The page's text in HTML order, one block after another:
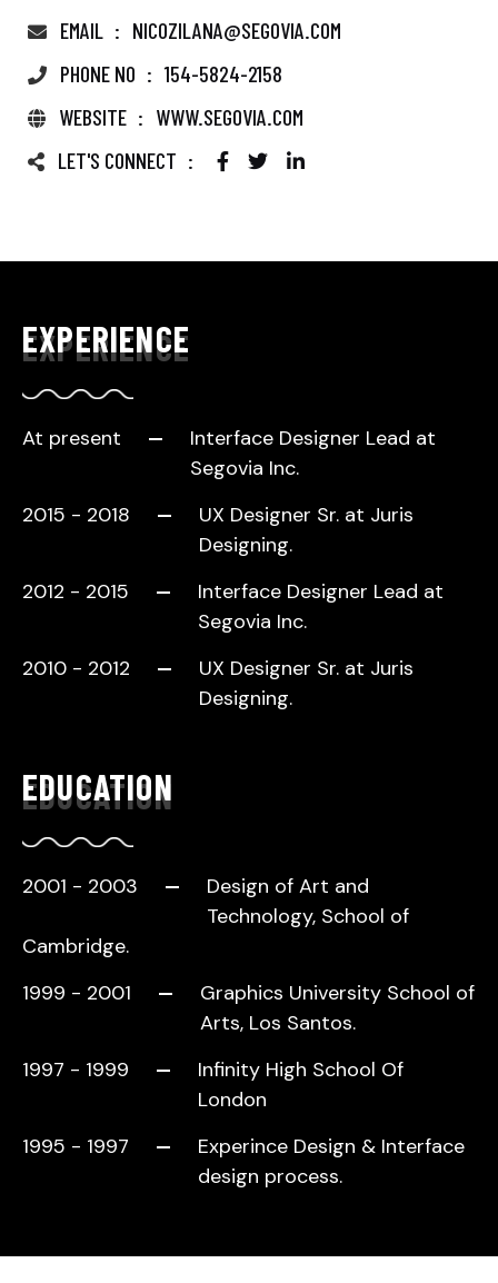
EMAIL
NICOZILANA@SEGOVIA.COM
PHONE NO
154-5824-2158
WEBSITE
WWW.SEGOVIA.COM
LET'S CONNECT
EXPERIENCE
At present
Interface Designer Lead at
Segovia Inc.
2015 - 2018
UX Designer Sr. at Juris
Designing.
2012 - 2015
Interface Designer Lead at
Segovia Inc.
2010 - 2012
UX Designer Sr. at Juris
Designing.
EDUCATION
2001 - 2003
Design of Art and
Technology, School of
Cambridge.
1999 - 2001
Graphics University School of
Arts, Los Santos.
1997 - 1999
Infinity High School Of
London
1995 - 1997
Experince Design & Interface
design process.